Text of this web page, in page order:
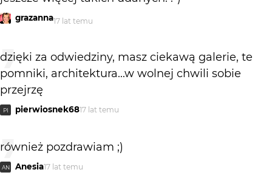
grazanna17 lat temu
dzięki za odwiedziny, masz ciekawą galerie, te
pomniki, architektura...w wolnej chwili sobie
przejrzę
PI pierwiosnek6817 lat temu
również pozdrawiam ;)
AN Anesia17 lat temu